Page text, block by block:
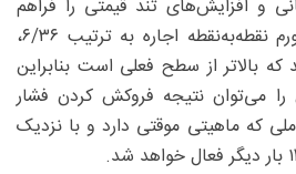
و افزایش‌های تند قیمتی را فراهم
می‌کند. در تابستان‌۱۴۰۴ تورم نقطه‌به‌نقطه اجاره به ترتیب ۶/۳۶،
شد که بالاتر از سطح فعلی است بنابراین
می‌توان نتیجه فروکش کردن فشار
که ماهیتی موقتی دارد و با نزدیک